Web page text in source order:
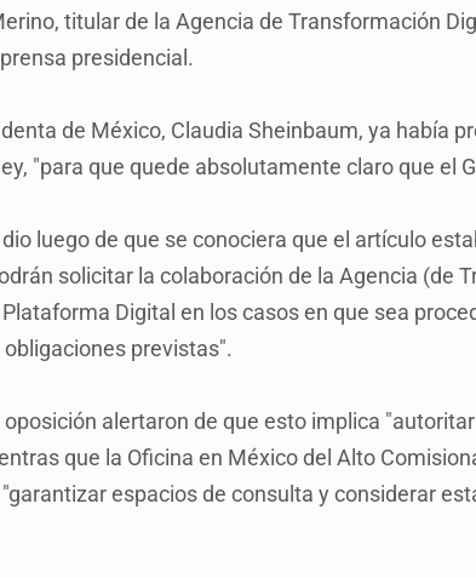
titular de la Agencia de Transformación
presidencial.
de México, Claudia Sheinbaum, ya había
"para que quede absolutamente claro que el
luego de que se conociera que el artículo
solicitar la colaboración de la Agencia (de
Digital en los casos en que sea
previstas".
alertaron de que esto implica
que la Oficina en México del Alto
espacios de consulta y considerar